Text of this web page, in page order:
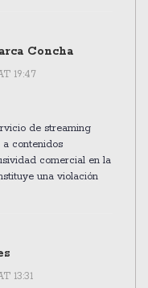
Concha
19:47
de streaming
contenidos
comercial en la
una violación
13:31